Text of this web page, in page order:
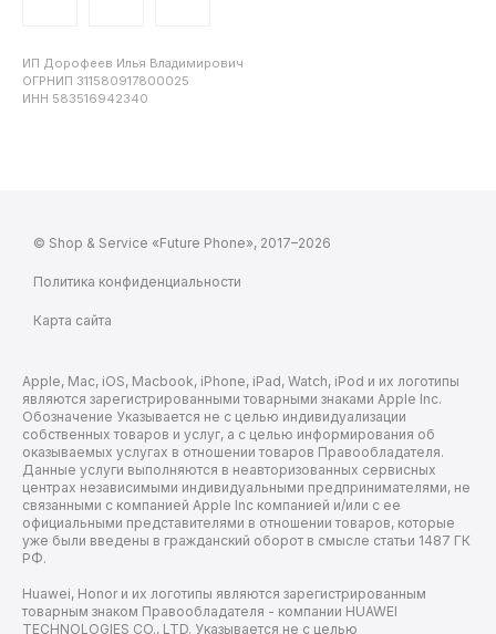
ИП Дорофеев Илья Владимирович
ОГРНИП 311580917800025
ИНН 583516942340
© Shop & Service «Future Phone», 2017–2026
Политика конфиденциальности
Карта сайта
Apple, Mac, iOS, Macbook, iPhone, iPad, Watch, iPod и их логотипы
являются зарегистрированными товарными знаками Apple Inc.
Обозначение Указывается не с целью индивидуализации
собственных товаров и услуг, а с целью информирования об
оказываемых услугах в отношении товаров Правообладателя.
Данные услуги выполняются в неавторизованных сервисных
центрах независимыми индивидуальными предпринимателями, не
связанными с компанией Apple Inc компанией и/или с ее
официальными представителями в отношении товаров, которые
уже были введены в гражданский оборот в смысле статьи 1487 ГК
РФ.
Huawei, Honor и их логотипы являются зарегистрированным
товарным знаком Правообладателя - компании HUAWEI
TECHNOLOGIES CO., LTD. Указывается не с целью